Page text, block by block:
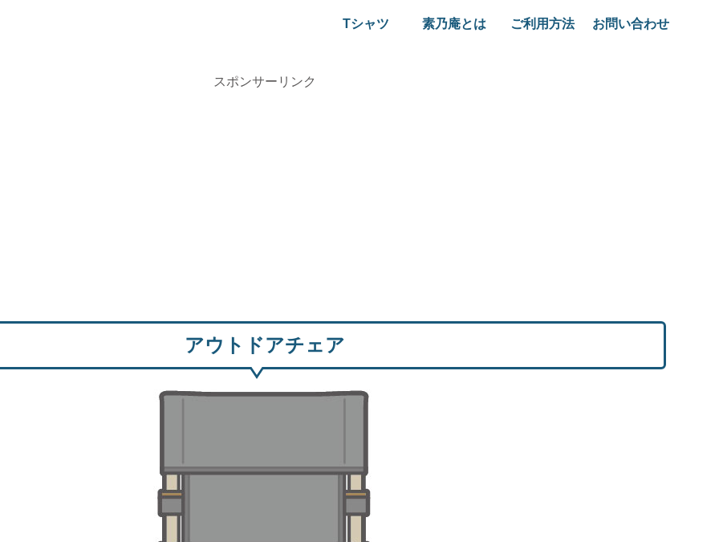
Tシャツ 素乃庵とは ご利用方法 お問い合わせ
スポンサーリンク
アウトドアチェア